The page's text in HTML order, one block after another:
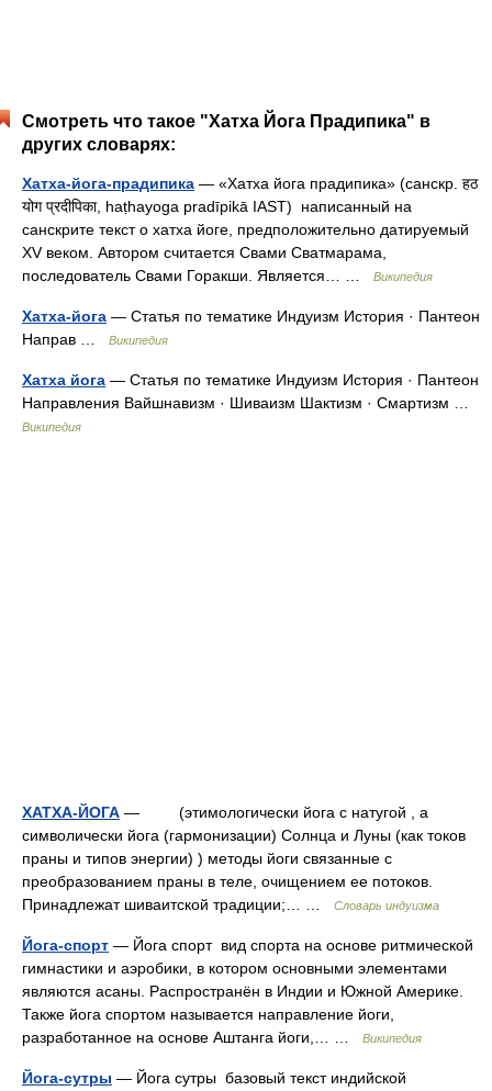
Смотреть что такое "Хатха Йога Прадипика" в
других словарях:
Хатха-йога-прадипика — «Хатха йога прадипика» (санскр. हठ
योग प्रदीपिका, haṭhayoga pradīpikā IAST) написанный на
санскрите текст о хатха йоге, предположительно датируемый
XV веком. Автором считается Свами Сватмарама,
последователь Свами Горакши. Является… …
Википедия
Хатха-йога — Статья по тематике Индуизм История · Пантеон
Направ …
Википедия
Хатха йога — Статья по тематике Индуизм История · Пантеон
Направления Вайшнавизм · Шиваизм Шактизм · Смартизм …
Википедия
ХАТХА-ЙОГА — (этимологически йога с натугой , а
символически йога (гармонизации) Солнца и Луны (как токов
праны и типов энергии) ) методы йоги связанные с
преобразованием праны в теле, очищением ее потоков.
Принадлежат шиваитской традиции;… …
Словарь индуизма
Йога-спорт — Йога спорт вид спорта на основе ритмической
гимнастики и аэробики, в котором основными элементами
являются асаны. Распространён в Индии и Южной Америке.
Также йога спортом называется направление йоги,
разработанное на основе Аштанга йоги,… …
Википедия
Йога-сутры — Йога сутры базовый текст индийской